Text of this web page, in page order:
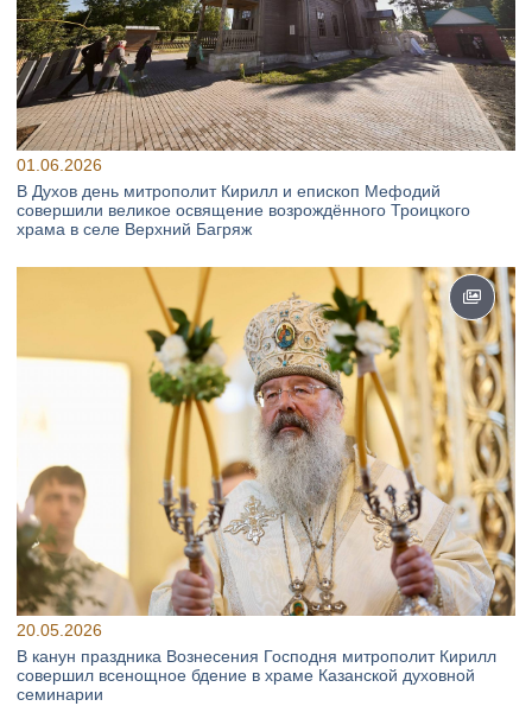
01.06.2026
В Духов день митрополит Кирилл и епископ Мефодий
совершили великое освящение возрождённого Троицкого
храма в селе Верхний Багряж
20.05.2026
В канун праздника Вознесения Господня митрополит Кирилл
совершил всенощное бдение в храме Казанской духовной
семинарии